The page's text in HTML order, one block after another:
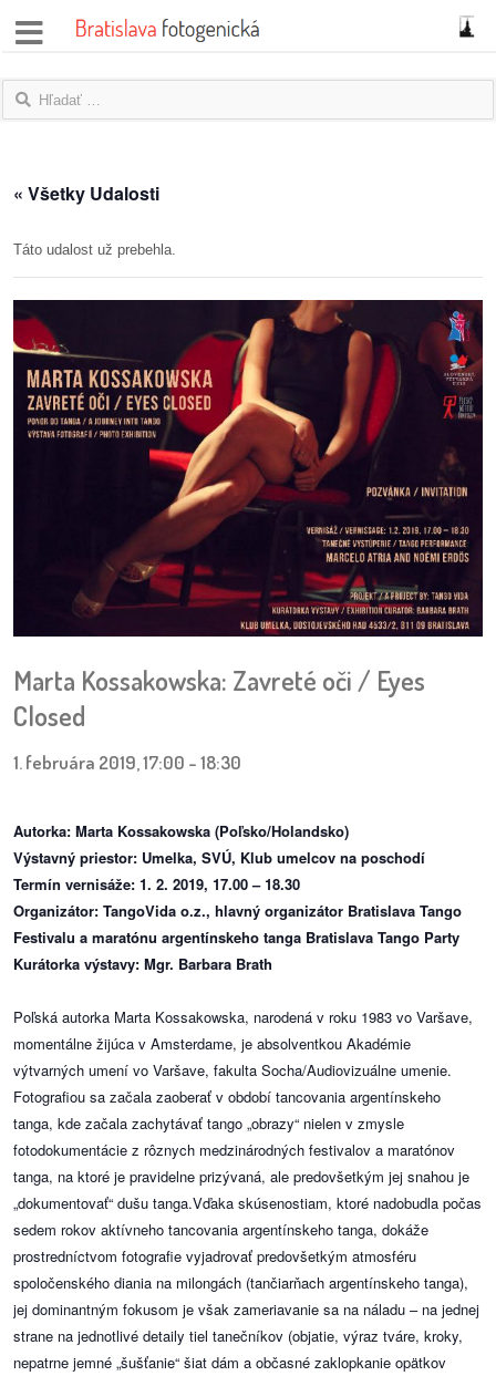
správy
názory
blogy
fotky
protesty
zákony
mestské
časti
kauzy
konania
stavebné
konania
pripomienkové
dobrá
prax
práca
odkazy
petície
z
médií
videá
« Všetky Udalosti
Táto udalost už prebehla.
Marta Kossakowska: Zavreté oči / Eyes
Closed
1. februára 2019, 17:00 -18:30
Autorka: Marta Kossakowska (Poľsko/Holandsko)
Výstavný priestor: Umelka, SVÚ, Klub umelcov na poschodí
Termín vernisáže: 1. 2. 2019, 17.00 – 18.30
Organizátor: TangoVida o.z., hlavný organizátor Bratislava Tango
Festivalu a maratónu argentínskeho tanga Bratislava Tango Party
Kurátorka výstavy: Mgr. Barbara Brath
Poľská autorka Marta Kossakowska, narodená v roku 1983 vo Varšave,
momentálne žijúca v Amsterdame, je absolventkou Akadémie
výtvarných umení vo Varšave, fakulta Socha/Audiovizuálne umenie.
Fotografiou sa začala zaoberať v období tancovania argentínskeho
tanga, kde začala zachytávať tango „obrazy“ nielen v zmysle
fotodokumentácie z rôznych medzinárodných festivalov a maratónov
tanga, na ktoré je pravidelne prizývaná, ale predovšetkým jej snahou je
„dokumentovať“ dušu tanga.Vďaka skúsenostiam, ktoré nadobudla počas
sedem rokov aktívneho tancovania argentínskeho tanga, dokáže
prostredníctvom fotografie vyjadrovať predovšetkým atmosféru
spoločenského diania na milongách (tančiarňach argentínskeho tanga),
jej dominantným fokusom je však zameriavanie sa na náladu – na jednej
strane na jednotlivé detaily tiel tanečníkov (objatie, výraz tváre, kroky,
nepatrne jemné „šušťanie“ šiat dám a občasné zaklopkanie opätkov